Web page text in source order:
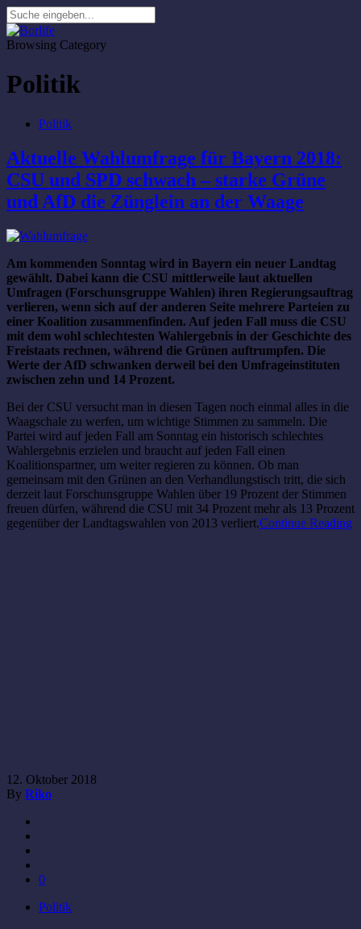
Browsing Category
Politik
Politik
Aktuelle Wahlumfrage für Bayern 2018:
CSU und SPD schwach – starke Grüne
und AfD die Zünglein an der Waage
Am kommenden Sonntag wird in Bayern ein neuer Landtag
gewählt. Dabei kann die CSU mittlerweile laut aktuellen
Umfragen (Forschunsgruppe Wahlen) ihren Regierungsauftrag
verlieren, wenn sich auf der anderen Seite mehrere Parteien zu
einer Koalition zusammenfinden. Auf jeden Fall muss die CSU
mit dem wohl schlechtesten Wahlergebnis in der Geschichte des
Freistaats rechnen, während die Grünen auftrumpfen. Die
Werte der AfD schwanken derweil bei den Umfrageinstituten
zwischen zehn und 14 Prozent.
Bei der CSU versucht man in diesen Tagen noch einmal alles in die
Waagschale zu werfen, um wichtige Stimmen zu sammeln. Die
Partei wird auf jeden Fall am Sonntag ein historisch schlechtes
Wahlergebnis erzielen und braucht auf jeden Fall einen
Koalitionspartner, um weiter regieren zu können. Ob man
gemeinsam mit den Grünen an den Verhandlungstisch tritt, die sich
derzeit laut Forschunsgruppe Wahlen über 19 Prozent der Stimmen
freuen dürfen, während die CSU mit 34 Prozent mehr als 13 Prozent
gegenüber der Landtagswahlen von 2013 verliert.Continue Reading
12. Oktober 2018
By Riko
0
Politik